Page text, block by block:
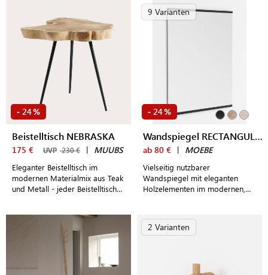
- 24%
Beistelltisch NEBRASKA
175 € UVP 230 € | MUUBS
Eleganter Beistelltisch im
modernen Materialmix aus Teak
und Metall - jeder Beistelltisch
9 Varianten
- 24%
Wandspiegel RECTANGULAR 50x70 cm
ab 80 € | MOEBE
Vielseitig nutzbarer
Wandspiegel mit eleganten
Holzelementen im modernen,
2 Varianten